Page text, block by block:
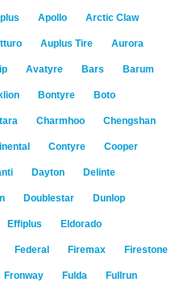
Apollo Arctic Claw
Auplus Tire Aurora
Avatyre Bars Barum
Bontyre Boto
Charmhoo Chengshan
Contyre Cooper
Dayton Delinte
Doublestar Dunlop
Effiplus Eldorado
Federal Firemax Firestone
Fronway Fulda Fullrun